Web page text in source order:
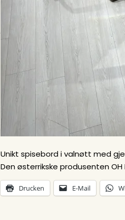
Unikt spisebord i valnøtt med
Den østerrikske produsenten OH
Drucken E-Mail